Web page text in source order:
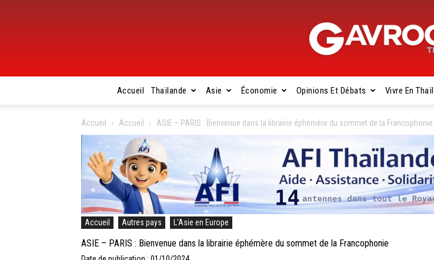
Gavroche
Thaïlande
Accueil Thaïlande Asie Économie Opinions Et Débats Vivre En
Accueil Accueil ASIE – PARIS : Bienvenue dans la librairie éphémère du sommet de la Francophonie
Accueil Autres pays L'Asie en Europe
ASIE – PARIS : Bienvenue dans la librairie éphémère du sommet de la Francophonie